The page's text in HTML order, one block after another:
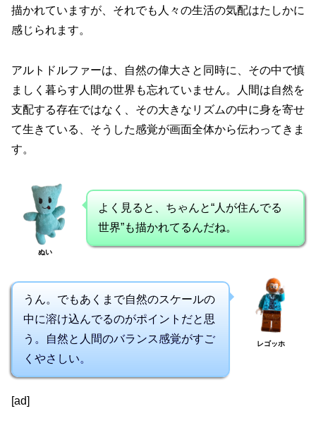
描かれていますが、それでも人々の生活の気配はたしかに
感じられます。
アルトドルファーは、自然の偉大さと同時に、その中で慎
ましく暮らす人間の世界も忘れていません。人間は自然を
支配する存在ではなく、その大きなリズムの中に身を寄せ
て生きている、そうした感覚が画面全体から伝わってきま
す。
ぬい
よく見ると、ちゃんと“人が住んでる
世界”も描かれてるんだね。
うん。でもあくまで自然のスケールの
中に溶け込んでるのがポイントだと思
う。自然と人間のバランス感覚がすご
くやさしい。
レゴッホ
[ad]